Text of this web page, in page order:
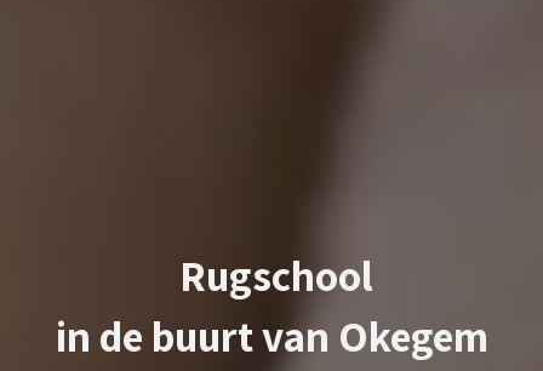
Rugschool
in de buurt van Okegem